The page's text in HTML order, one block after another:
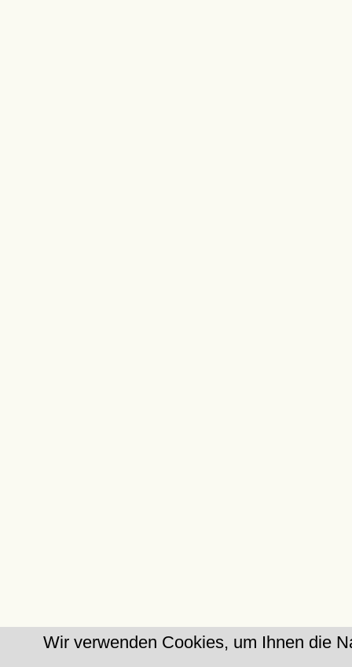
Wir verwenden Cookies, um Ihnen die